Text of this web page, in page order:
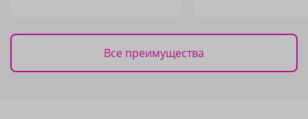
Все преимущества